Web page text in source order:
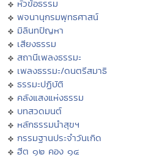
หัวข้อธรรม
พจนานุกรมพุทธศาสน์
มิลินทปัญหา
เสียงธรรม
สถานีเพลงธรรมะ
เพลงธรรมะ/ดนตรีสมาธิ
ธรรมะปฏิบัติ
คลังแสงแห่งธรรม
บทสวดมนต์
หลักธรรมนำสุขฯ
กรรมฐานประจำวันเกิด
ฮีต ๑๒ คอง ๑๔